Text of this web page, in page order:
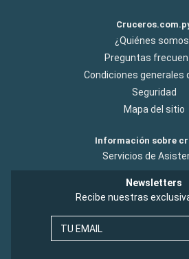
¿Quiénes
Preguntas
Condiciones generales
Seguridad
Mapa del sitio
Información sobre
Servicios de
Newsletters
Recibe nuestras
TU EMAIL